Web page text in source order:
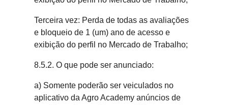
Terceira vez: Perda de todas as avaliações
e bloqueio de 1 (um) ano de acesso e
exibição do perfil no Mercado de Trabalho;
8.5.2. O que pode ser anunciado:
a) Somente poderão ser veiculados no
aplicativo da Agro Academy anúncios de